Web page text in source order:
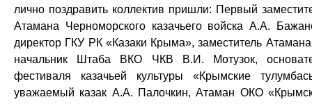
лично поздравить коллектив пришли: Первый
Атамана Черноморского казачьего войска А.А.
директор ГКУ РК «Казаки Крыма», заместитель
начальник Штаба ВКО ЧКВ В.И. Мотузок,
фестиваля казачьей культуры «Крымские
уважаемый казак А.А. Палочкин, Атаман ОКО